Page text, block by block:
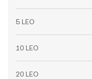
5 LEO
10 LEO
20 LEO